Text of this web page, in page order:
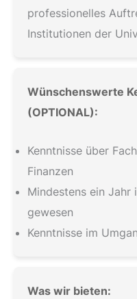
professionelles
Institutionen der
Wünschenswerte
(OPTIONAL):
Kenntnisse über
Finanzen
Mindestens ein Jahr
gewesen
Kenntnisse im
Was wir bieten: